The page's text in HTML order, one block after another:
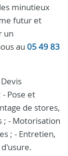
minutieux
futur et
un
au 05 49 83
Pose et
de stores,
; - Motorisation
; - Entretien,